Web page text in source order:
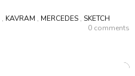
, KAVRAM , MERCEDES, SKETCH
0 comments